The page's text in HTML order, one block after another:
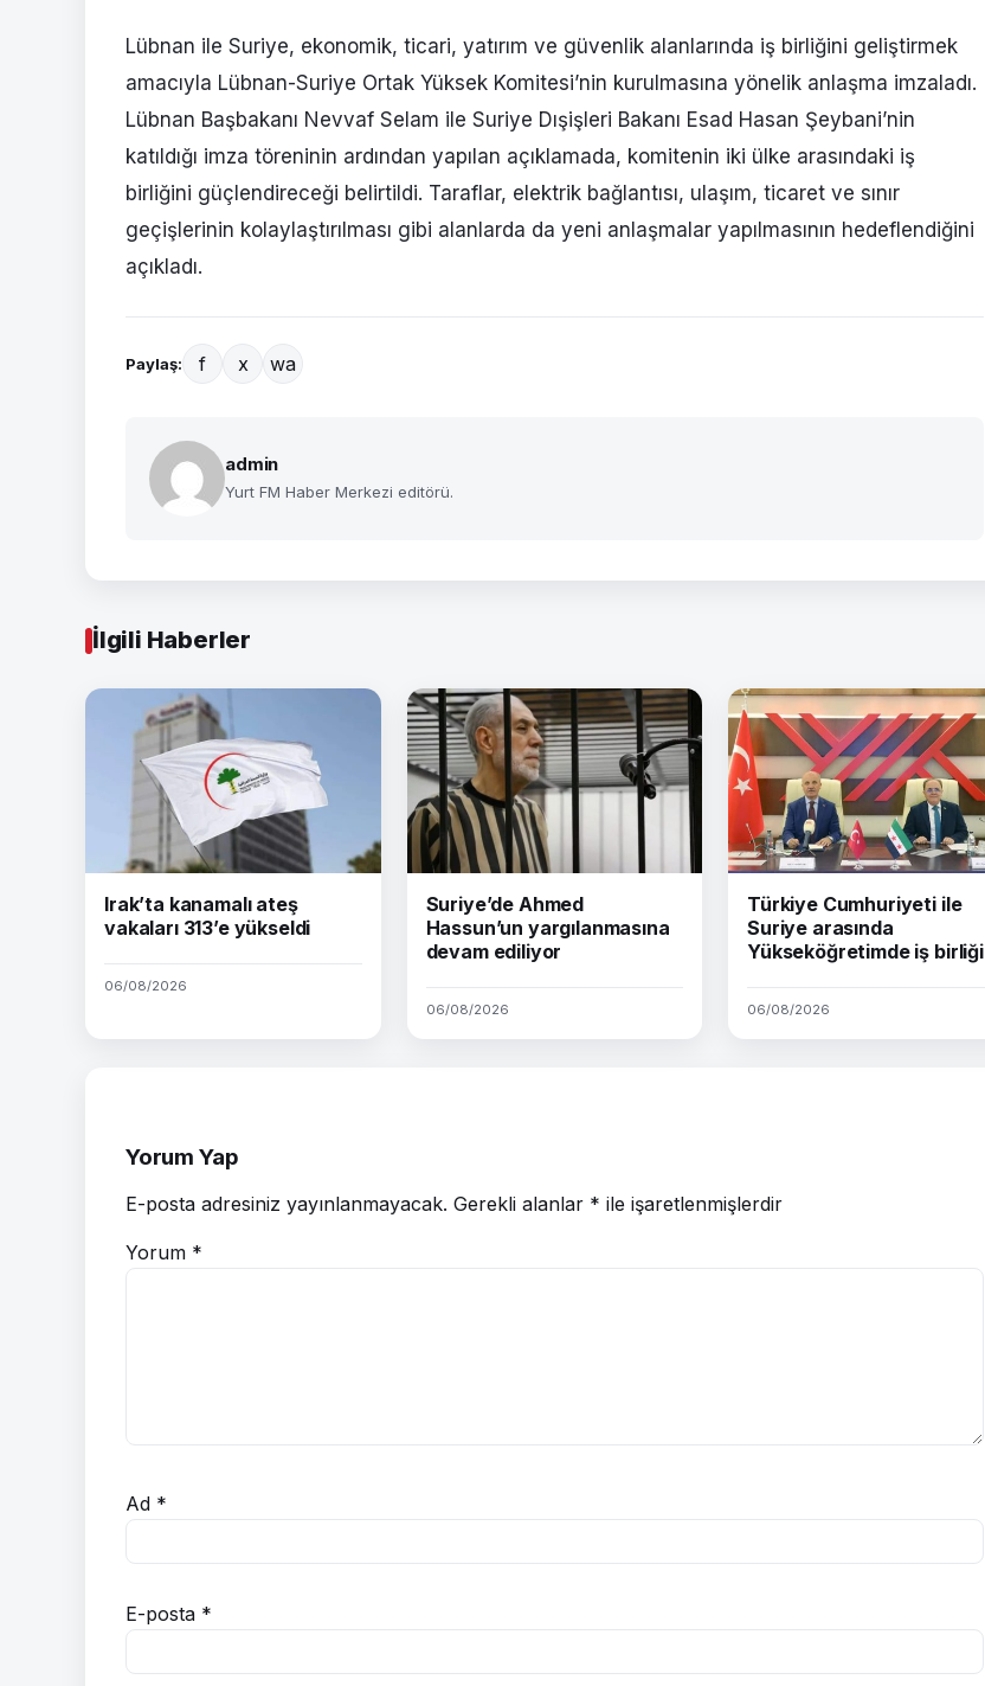
Lübnan ile Suriye, ekonomik, ticari, yatırım ve güvenlik alanlarında iş birliğini geliştirmek
amacıyla Lübnan-Suriye Ortak Yüksek Komitesi’nin kurulmasına yönelik anlaşma imzaladı.
Lübnan Başbakanı Nevvaf Selam ile Suriye Dışişleri Bakanı Esad Hasan Şeybani’nin
katıldığı imza töreninin ardından yapılan açıklamada, komitenin iki ülke arasındaki iş
birliğini güçlendireceği belirtildi. Taraflar, elektrik bağlantısı, ulaşım, ticaret ve sınır
geçişlerinin kolaylaştırılması gibi alanlarda da yeni anlaşmalar yapılmasının hedeflendiğini
açıkladı.
Paylaş: f x wa
admin
Yurt FM Haber Merkezi editörü.
İlgili Haberler
Irak’ta kanamalı ateş
vakaları 313’e yükseldi
06/08/2026
Suriye’de Ahmed
Hassun’un yargılanmasına
devam ediliyor
06/08/2026
Türkiye Cumhuriyeti ile
Suriye arasında
Yükseköğretimde iş birliği
06/08/2026
Yorum Yap
E-posta adresiniz yayınlanmayacak. Gerekli alanlar * ile işaretlenmişlerdir
Yorum *
Ad *
E-posta *